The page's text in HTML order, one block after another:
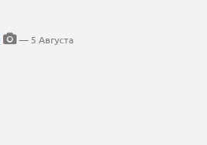
— 5 Августа